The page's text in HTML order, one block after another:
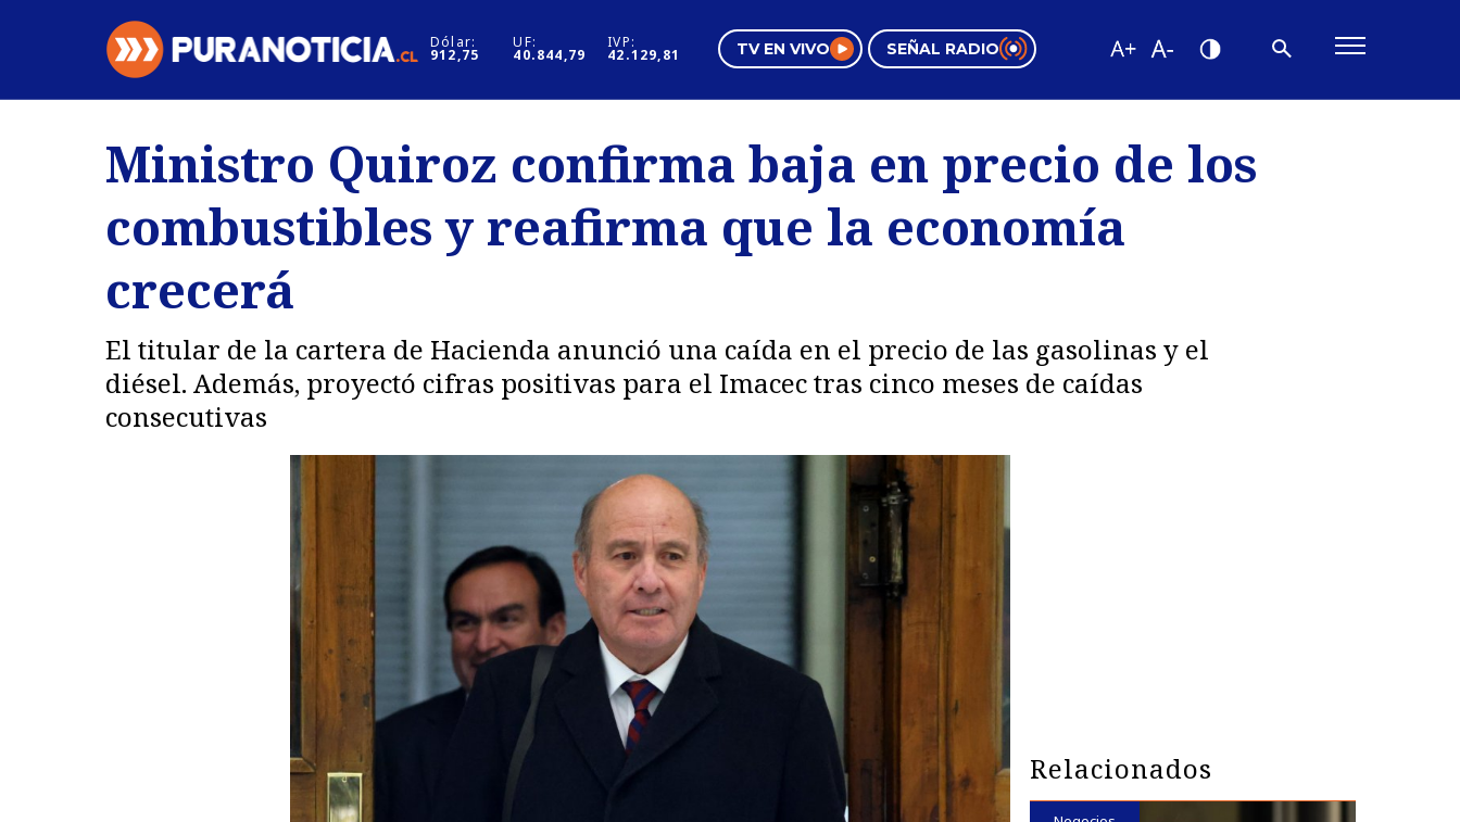
Dólar:
912,75
UF:
40.844,79
IVP:
42.129,81 TV EN VIVO SEÑAL RADIO
Regiones
Deportes
Internacional
Motores
Negocios
Pura Mujer
Tendencias
Videos
Ministro Quiroz confirma baja en precio de los
combustibles y reafirma que la economía
crecerá
El titular de la cartera de Hacienda anunció una caída en el precio de las gasolinas y el
diésel. Además, proyectó cifras positivas para el Imacec tras cinco meses de caídas
consecutivas
Relacionados